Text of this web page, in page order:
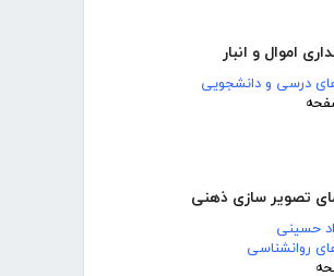
اموال و انبار
درسی و دانشجویی
تصویر سازی ذهنی
حسینی
روانشناسی